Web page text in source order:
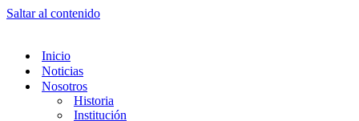
Saltar al contenido
Inicio
Noticias
Nosotros
Historia
Institución